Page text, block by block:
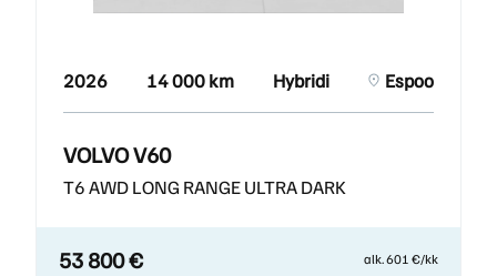
2026 14 000 km Hybridi Espoo
VOLVO V60
T6 AWD LONG RANGE ULTRA DARK
53 800 € alk. 601 €/kk